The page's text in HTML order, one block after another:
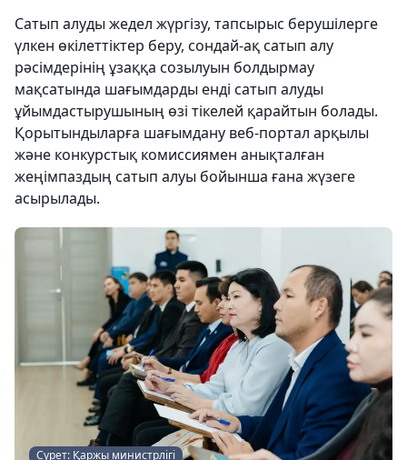
Сатып алуды жедел жүргізу, тапсырыс берушілерге
үлкен өкілеттіктер беру, сондай-ақ сатып алу
рәсімдерінің ұзаққа созылуын болдырмау
мақсатында шағымдарды енді сатып алуды
ұйымдастырушының өзі тікелей қарайтын болады.
Қорытындыларға шағымдану веб-портал арқылы
және конкурстық комиссиямен анықталған
жеңімпаздың сатып алуы бойынша ғана жүзеге
асырылады.
Сурет: Қаржы министрлігі